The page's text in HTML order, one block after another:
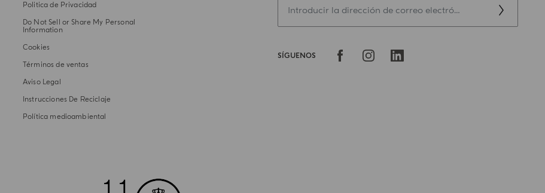
SÍGUENOS
Politica de Privacidad
Do Not Sell or Share My Personal
Information
Cookies
Términos de ventas
Aviso Legal
Instrucciones De Reciclaje
Política medioambiental